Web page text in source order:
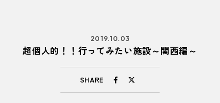
2019.10.03
超個人的！！行ってみたい施設～関西編～
SHARE